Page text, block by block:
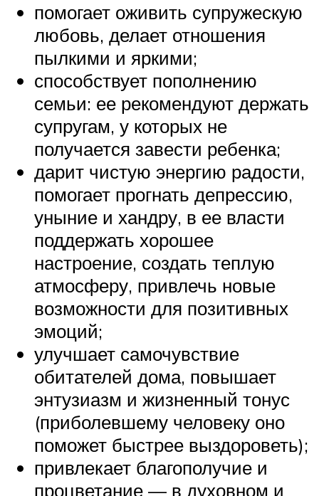
помогает оживить супружескую
любовь, делает отношения
пылкими и яркими;
способствует пополнению
семьи: ее рекомендуют держать
супругам, у которых не
получается завести ребенка;
дарит чистую энергию радости,
помогает прогнать депрессию,
уныние и хандру, в ее власти
поддержать хорошее
настроение, создать теплую
атмосферу, привлечь новые
возможности для позитивных
эмоций;
улучшает самочувствие
обитателей дома, повышает
энтузиазм и жизненный тонус
(приболевшему человеку оно
поможет быстрее выздороветь);
привлекает благополучие и
процветание — в духовном и